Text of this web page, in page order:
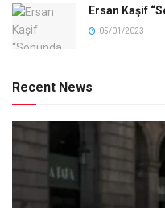
Ersan Kaşif
05/01/2023
Recent News